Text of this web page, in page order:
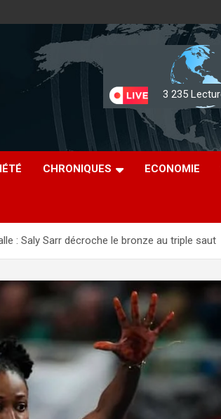
3 235
CHRONIQUES ECONOMIE
: Saly Sarr décroche le bronze au triple saut